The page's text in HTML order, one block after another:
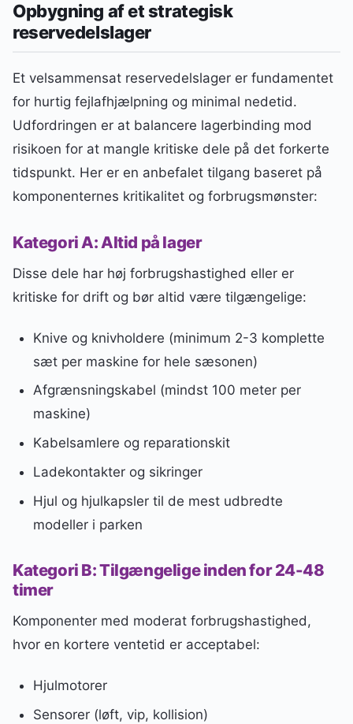
Opbygning af et strategisk
reservedelslager
Et velsammensat reservedelslager er fundamentet
for hurtig fejlafhjælpning og minimal nedetid.
Udfordringen er at balancere lagerbinding mod
risikoen for at mangle kritiske dele på det forkerte
tidspunkt. Her er en anbefalet tilgang baseret på
komponenternes kritikalitet og forbrugsmønster:
Kategori A: Altid på lager
Disse dele har høj forbrugshastighed eller er
kritiske for drift og bør altid være tilgængelige:
Knive og knivholdere (minimum 2-3 komplette
sæt per maskine for hele sæsonen)
Afgrænsningskabel (mindst 100 meter per
maskine)
Kabelsamlere og reparationskit
Ladekontakter og sikringer
Hjul og hjulkapsler til de mest udbredte
modeller i parken
Kategori B: Tilgængelige inden for 24-48
timer
Komponenter med moderat forbrugshastighed,
hvor en kortere ventetid er acceptabel:
Hjulmotorer
Sensorer (løft, vip, kollision)